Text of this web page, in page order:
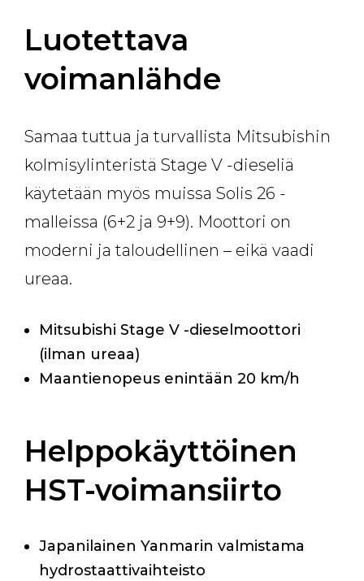
Luotettava
voimanlähde
Samaa tuttua ja turvallista Mitsubishin
kolmisylinteristä Stage V -dieseliä
käytetään myös muissa Solis 26 -
malleissa (6+2 ja 9+9). Moottori on
moderni ja taloudellinen – eikä vaadi
ureaa.
Mitsubishi Stage V -dieselmoottori
(ilman ureaa)
Maantienopeus enintään 20 km/h
Helppokäyttöinen
HST-voimansiirto
Japanilainen Yanmarin valmistama
hydrostaattivaihteisto